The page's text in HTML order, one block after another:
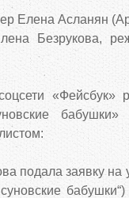
Елена Асланян
Безрукова,
«Фейсбук»
бабушки»
подала заявку на